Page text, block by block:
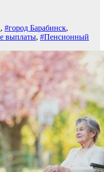
, #город Барабинск,
выплаты, #Пенсионный